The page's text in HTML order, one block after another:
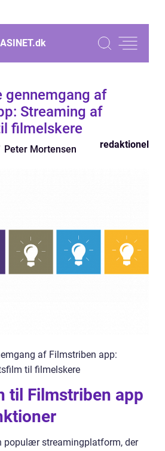
dk
gennemgang af
Streaming af
filmelskere
Peter Mortensen redaktionel
af Filmstriben app:
til filmelskere
til Filmstriben app
populær streamingplatform, der